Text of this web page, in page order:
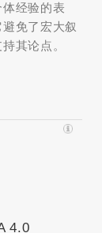
经验的表
免了宏大叙
其论点。
4.0